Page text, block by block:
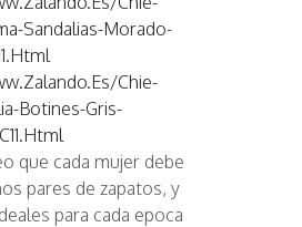
Sandalias-Morado-
chie-
Botines-Gris-
que cada mujer debe
pares de zapatos, y
para cada epoca